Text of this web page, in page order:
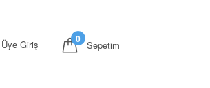
Sepetim
0
Giriş